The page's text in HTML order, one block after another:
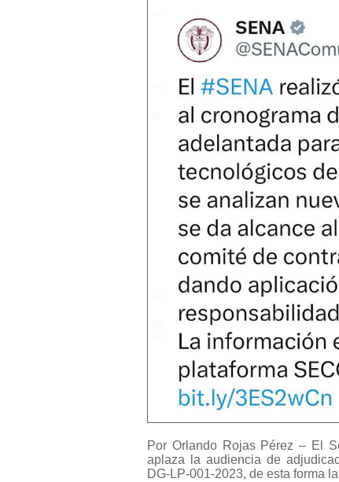
Por Orlando Rojas Pérez – El
aplaza la audiencia de
DG-LP-001-2023, de esta forma